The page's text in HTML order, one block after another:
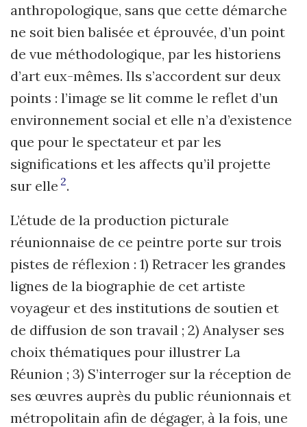
anthropologique, sans que cette démarche
ne soit bien balisée et éprouvée, d’un point
de vue méthodologique, par les historiens
d’art eux-mêmes. Ils s’accordent sur deux
points : l’image se lit comme le reflet d’un
environnement social et elle n’a d’existence
que pour le spectateur et par les
significations et les affects qu’il projette
sur elle 2.
L’étude de la production picturale
réunionnaise de ce peintre porte sur trois
pistes de réflexion : 1) Retracer les grandes
lignes de la biographie de cet artiste
voyageur et des institutions de soutien et
de diffusion de son travail ; 2) Analyser ses
choix thématiques pour illustrer La
Réunion ; 3) S’interroger sur la réception de
ses œuvres auprès du public réunionnais et
métropolitain afin de dégager, à la fois, une